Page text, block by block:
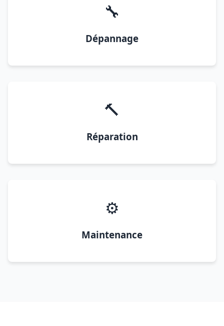
🔧
Dépannage
🔨
Réparation
⚙️
Maintenance